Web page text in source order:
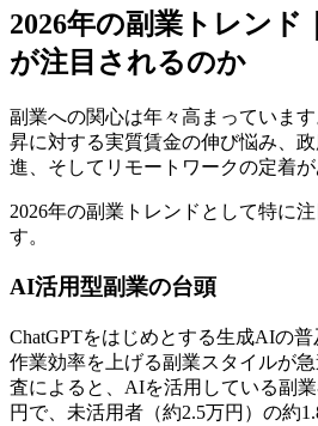
2026年の副業トレンド
が注目されるのか
副業への関心は年々高まっていま
昇に対する実質賃金の伸び悩み、
進、そしてリモートワークの定着が
2026年の副業トレンドとして特に
す。
AI活用型副業の台頭
ChatGPTをはじめとする生成AIの
作業効率を上げる副業スタイルが
査によると、AIを活用している副
円で、未活用者（約2.5万円）の約